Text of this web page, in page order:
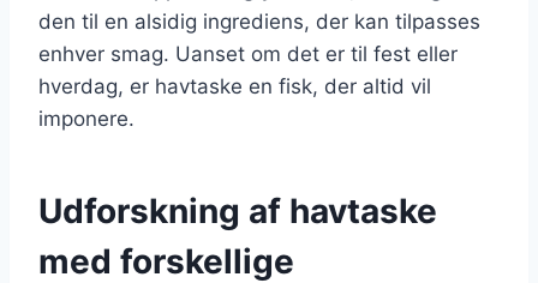
den til en alsidig ingrediens, der kan tilpasses
enhver smag. Uanset om det er til fest eller
hverdag, er havtaske en fisk, der altid vil
imponere.
Udforskning af havtaske
med forskellige